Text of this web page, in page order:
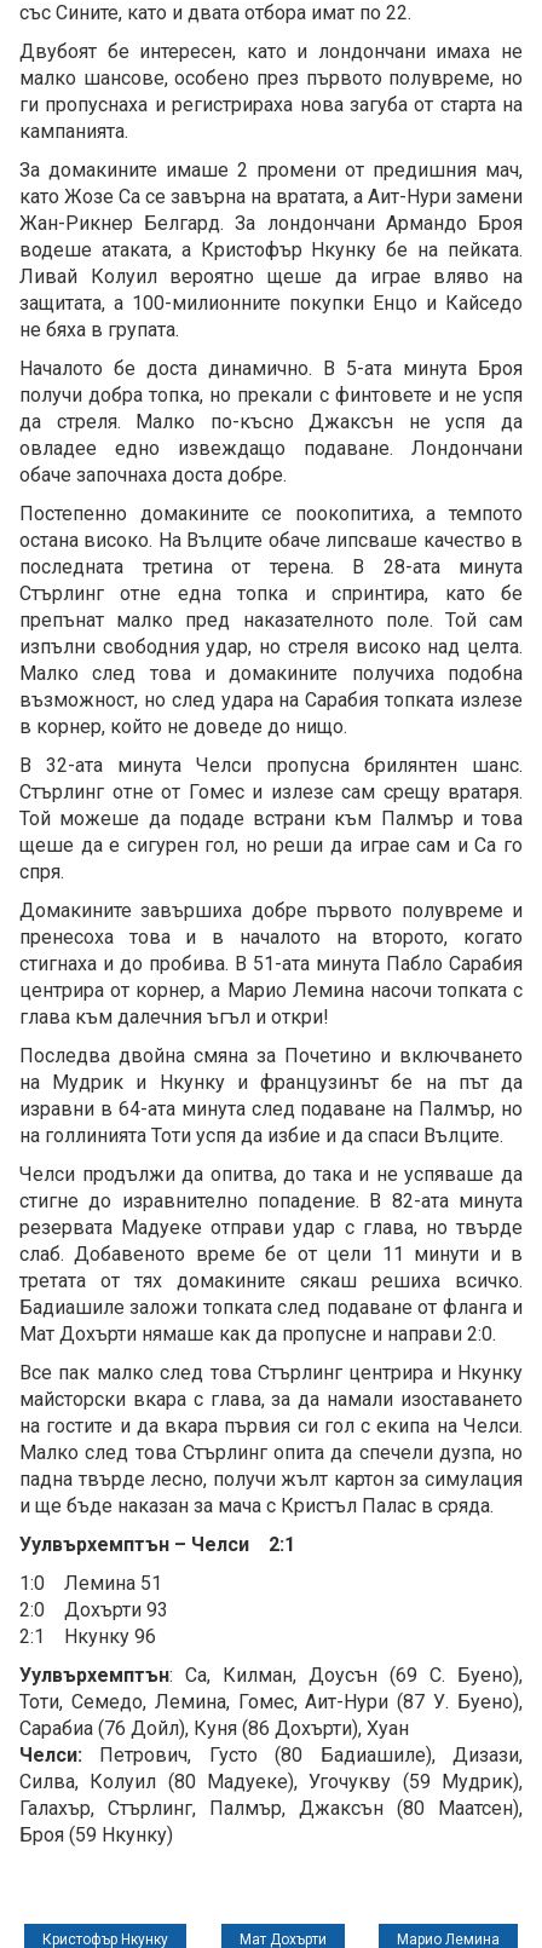
със Сините, като и двата отбора имат по 22.
Двубоят бе интересен, като и лондончани имаха не
малко шансове, особено през първото полувреме, но
ги пропуснаха и регистрираха нова загуба от старта на
кампанията.
За домакините имаше 2 промени от предишния мач,
като Жозе Са се завърна на вратата, а Аит-Нури замени
Жан-Рикнер Белгард. За лондончани Армандо Броя
водеше атаката, а Кристофър Нкунку бе на пейката.
Ливай Колуил вероятно щеше да играе вляво на
защитата, а 100-милионните покупки Енцо и Кайседо
не бяха в групата.
Началото бе доста динамично. В 5-ата минута Броя
получи добра топка, но прекали с финтовете и не успя
да стреля. Малко по-късно Джаксън не успя да
овладее едно извеждащо подаване. Лондончани
обаче започнаха доста добре.
Постепенно домакините се поокопитиха, а темпото
остана високо. На Вълците обаче липсваше качество в
последната третина от терена. В 28-ата минута
Стърлинг отне една топка и спринтира, като бе
препънат малко пред наказателното поле. Той сам
изпълни свободния удар, но стреля високо над целта.
Малко след това и домакините получиха подобна
възможност, но след удара на Сарабия топката излезе
в корнер, който не доведе до нищо.
В 32-ата минута Челси пропусна брилянтен шанс.
Стърлинг отне от Гомес и излезе сам срещу вратаря.
Той можеше да подаде встрани към Палмър и това
щеше да е сигурен гол, но реши да играе сам и Са го
спря.
Домакините завършиха добре първото полувреме и
пренесоха това и в началото на второто, когато
стигнаха и до пробива. В 51-ата минута Пабло Сарабия
центрира от корнер, а Марио Лемина насочи топката с
глава към далечния ъгъл и откри!
Последва двойна смяна за Почетино и включването
на Мудрик и Нкунку и французинът бе на път да
изравни в 64-ата минута след подаване на Палмър, но
на голлинията Тоти успя да избие и да спаси Вълците.
Челси продължи да опитва, до така и не успяваше да
стигне до изравнително попадение. В 82-ата минута
резервата Мадуеке отправи удар с глава, но твърде
слаб. Добавеното време бе от цели 11 минути и в
третата от тях домакините сякаш решиха всичко.
Бадиашиле заложи топката след подаване от фланга и
Мат Дохърти нямаше как да пропусне и направи 2:0.
Все пак малко след това Стърлинг центрира и Нкунку
майсторски вкара с глава, за да намали изоставането
на гостите и да вкара първия си гол с екипа на Челси.
Малко след това Стърлинг опита да спечели дузпа, но
падна твърде лесно, получи жълт картон за симулация
и ще бъде наказан за мача с Кристъл Палас в сряда.
Уулвърхемптън – Челси 2:1
1:0 Лемина 51
2:0 Дохърти 93
2:1 Нкунку 96
Уулвърхемптън: Са, Килман, Доусън (69 С. Буено),
Тоти, Семедо, Лемина, Гомес, Аит-Нури (87 У. Буено),
Сарабиа (76 Дойл), Куня (86 Дохърти), Хуан
Челси: Петрович, Густо (80 Бадиашиле), Дизази,
Силва, Колуил (80 Мадуеке), Угочукву (59 Мудрик),
Галахър, Стърлинг, Палмър, Джаксън (80 Маатсен),
Броя (59 Нкунку)
Кристофър Нкунку Мат Дохърти Марио Лемина